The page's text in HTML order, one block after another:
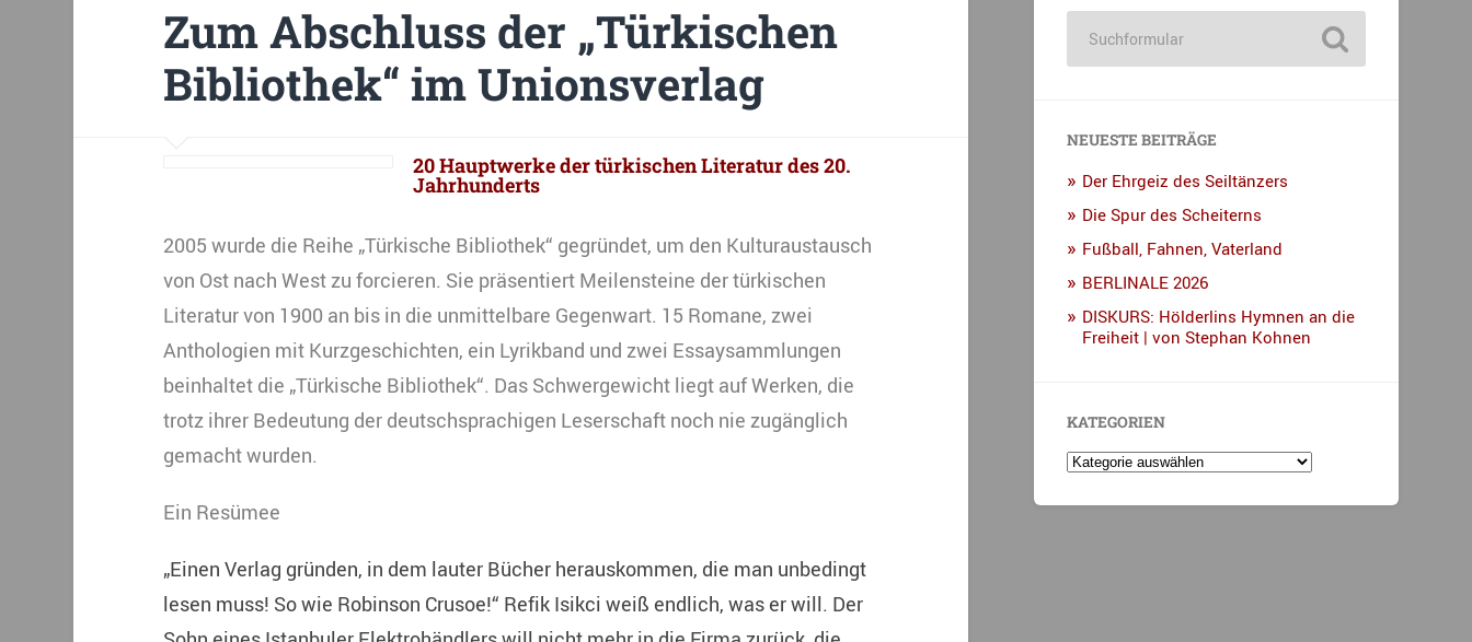
Zum Abschluss der „Türkischen
Bibliothek“ im Unionsverlag
20 Hauptwerke der türkischen Literatur des 20.
Jahrhunderts
2005 wurde die Reihe „Türkische Bibliothek“ gegründet, um den Kulturaustausch
von Ost nach West zu forcieren. Sie präsentiert Meilensteine der türkischen
Literatur von 1900 an bis in die unmittelbare Gegenwart. 15 Romane, zwei
Anthologien mit Kurzgeschichten, ein Lyrikband und zwei Essaysammlungen
beinhaltet die „Türkische Bibliothek“. Das Schwergewicht liegt auf Werken, die
trotz ihrer Bedeutung der deutschsprachigen Leserschaft noch nie zugänglich
gemacht wurden.
Ein Resümee
„Einen Verlag gründen, in dem lauter Bücher herauskommen, die man unbedingt
lesen muss! So wie Robinson Crusoe!“ Refik Isikci weiß endlich, was er will. Der
NEUESTE BEITRÄGE
Der Ehrgeiz des Seiltänzers
Die Spur des Scheiterns
Fußball, Fahnen, Vaterland
BERLINALE 2026
DISKURS: Hölderlins Hymnen an die
Freiheit | von Stephan Kohnen
KATEGORIEN